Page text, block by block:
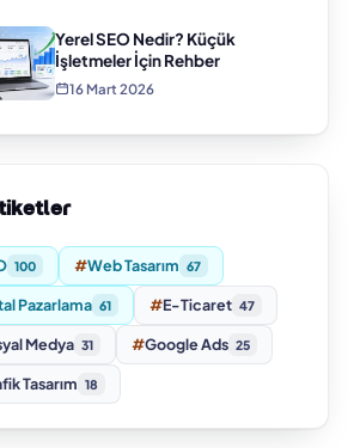
Yerel SEO Nedir? Küçük
İşletmeler İçin Rehber
16 Mart 2026
100 #Web Tasarım 67
Pazarlama 61 #E-Ticaret 47
Medya 31 #Google Ads 25
Tasarım 18